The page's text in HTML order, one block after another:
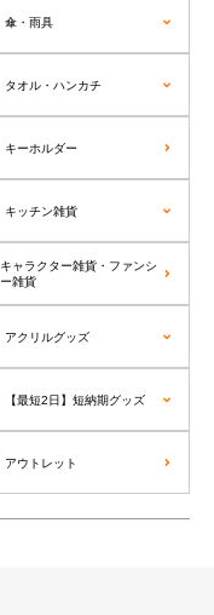
傘・雨具
タオル・ハンカチ
キーホルダー
キッチン雑貨
キャラクター雑貨・ファンシ
ー雑貨
アクリルグッズ
【最短2日】短納期グッズ
アウトレット